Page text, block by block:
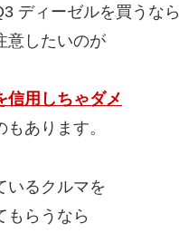
ディーゼルを買うなら
意したいのが
信用しちゃダメ
もあります。
いるクルマを
もらうなら